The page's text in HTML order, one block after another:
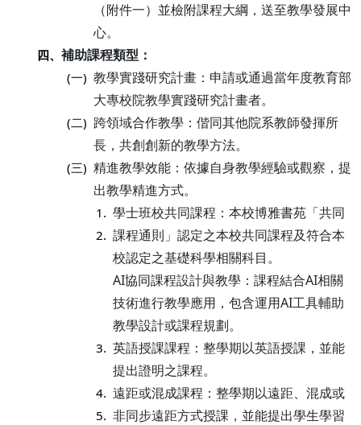
（附件一）並檢附課程大綱，送至教學發展中
心。
四、 補助課程類型：
(一) 教學實踐研究計畫：申請或通過當年度教育部
大專校院教學實踐研究計畫者。
(二) 跨領域合作教學：偕同其他院系教師發揮所
長，共創創新的教學方法。
(三) 精進教學效能：依據自身教學經驗或觀察，提
出教學精進方式。
1.
2.
學士班校共同課程：本校博雅書苑「共同
課程通則」認定之本校共同課程及符合本
校認定之基礎科學相關科目。
AI協同課程設計與教學：課程結合AI相關
技術進行教學應用，包含運用AI工具輔助
教學設計或課程規劃。
3. 英語授課課程：整學期以英語授課，並能
提出證明之課程。
4.
5.
遠距或混成課程：整學期以遠距、混成或
非同步遠距方式授課，並能提出學生學習